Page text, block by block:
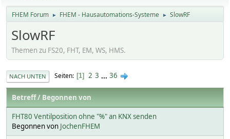
FHEM Forum ► FHEM - Hausautomations-Systeme ► SlowRF
SlowRF
Themen zu FS20, FHT, EM, WS, HMS.
NACH UNTEN Seiten 1 2 3 ... 36
Betreff/ Begonnen von
FHT80 Ventilposition ohne "%" an KNX senden
Begonnen von JochenFHEM